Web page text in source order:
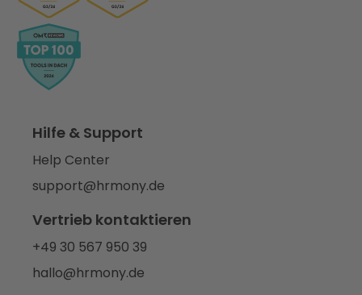
Hilfe & Support
Help Center
support@hrmony.de
Vertrieb kontaktieren
+49 30 567 950 39
hallo@hrmony.de